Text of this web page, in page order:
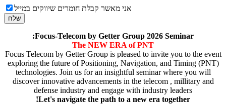
אני מאשר קבלת חומרים שיווקים במייל
:Focus-Telecom by Getter Group 2026 Seminar
The NEW ERA of PNT
Focus Telecom by Getter Group is pleased to invite you to the event
exploring the future of Positioning, Navigation, and Timing (PNT)
technologies. Join us for an insightful seminar where you will
discover innovative advancements in the telecom , millitary and
defense industry and engage with industry leaders
!Let's navigate the path to a new era together